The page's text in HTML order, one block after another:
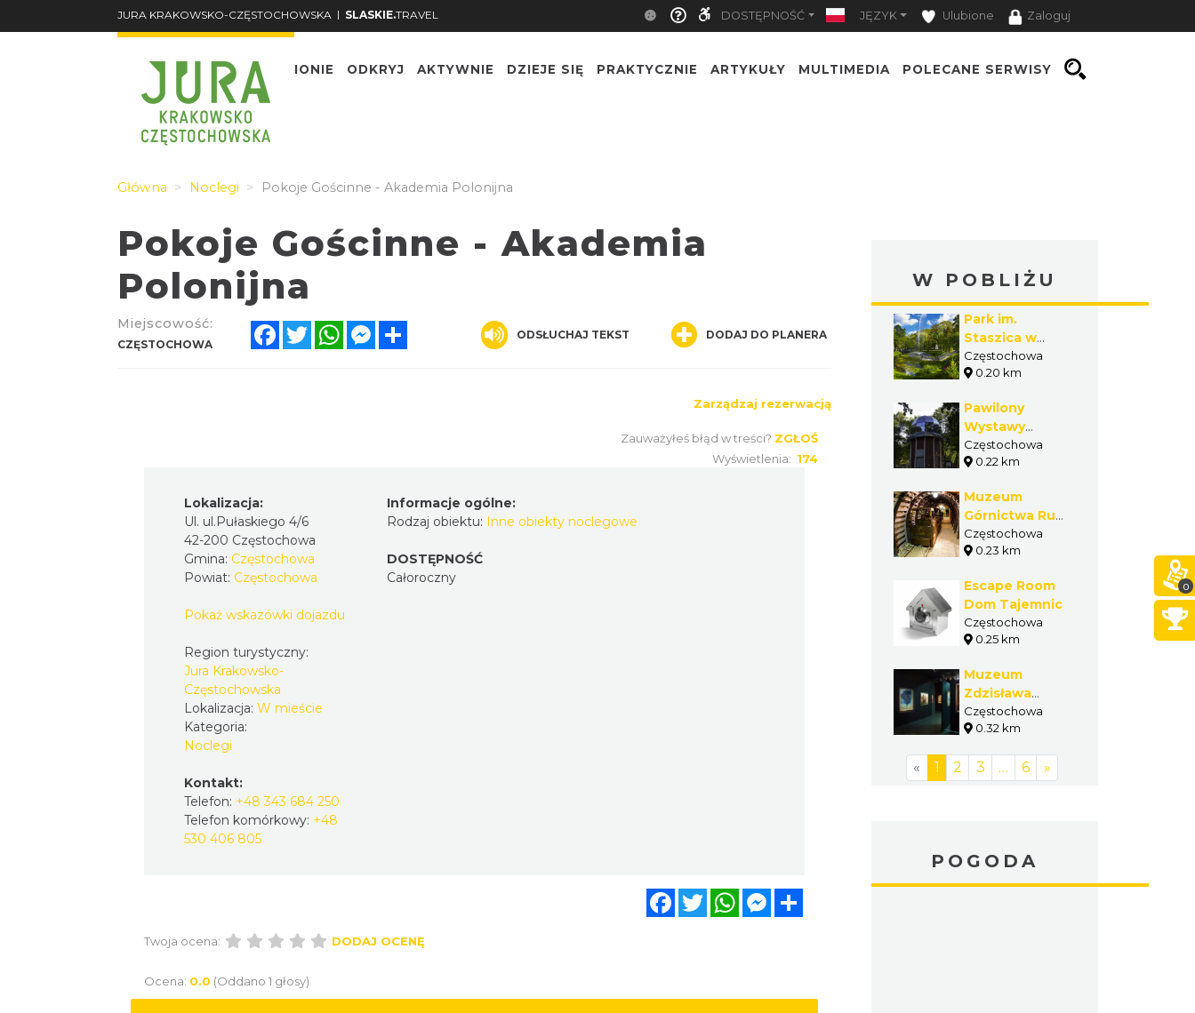
JURA KRAKOWSKO-CZĘSTOCHOWSKA | SLASKIE.TRAVEL DOSTĘPNOŚĆ JĘZYK Ulubione Zaloguj
O REGIONIE ODKRYJ AKTYWNIE DZIEJE SIĘ PRAKTYCZNIE ARTYKUŁY MULTIMEDIA POLECANE SERWISY
Główna Noclegi Pokoje Gościnne - Akademia Polonijna
Pokoje Gościnne - Akademia
Polonijna
Miejscowość:
CZĘSTOCHOWA
FacebookTwitterWhatsAppMessenger ODSŁUCHAJ TEKST DODAJ DO PLANERA
Zarządzaj rezerwacją
Zauważyłeś błąd w treści? ZGŁOŚ
Wyświetlenia: 174
Lokalizacja:
Ul. ul.Pułaskiego 4/6
42-200 Częstochowa
Gmina: Częstochowa
Powiat: Częstochowa
Pokaż wskazówki dojazdu
Region turystyczny:
Jura Krakowsko-
Częstochowska
Lokalizacja: W mieście
Kategoria:
Noclegi
Kontakt:
Telefon: +48 343 684 250
Telefon komórkowy: +48
530 406 805
Informacje ogólne:
Rodzaj obiektu: Inne obiekty noclegowe
DOSTĘPNOŚĆ
Całoroczny
FacebookTwitterWhatsAppMessenger
Twoja ocena: DODAJ OCENĘ
Ocena: 0.0 (Oddano 1 głosy)
W POBLIŻU
Park im.
Staszica w
Częstochowie
Częstochowa
0.20 km
Pawilony
Wystawy
Przemysłu i
Rolnictwa w
Częstochowie
Częstochowa
0.22 km
Muzeum
Górnictwa Rud
Żelaza
Częstochowa
0.23 km
Escape Room
Dom Tajemnic
Częstochowa
0.25 km
Muzeum
Zdzisława
Beksińskiego w
Częstochowie
Częstochowa
0.32 km
« 1 2 3 … 6 »
POGODA
0